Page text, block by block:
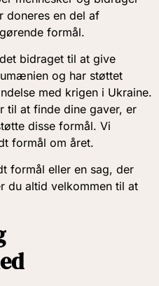
doneres en del af
formål.
bidraget til at give
og har støttet
med krigen i Ukraine.
til at finde dine gaver, er
disse formål. Vi
formål om året.
formål eller en sag, der
du altid velkommen til at